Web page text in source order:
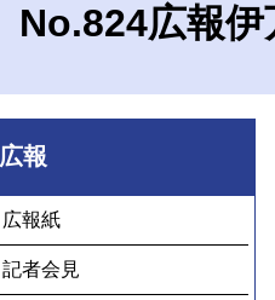
No.824広報
広報
広報紙
記者会見